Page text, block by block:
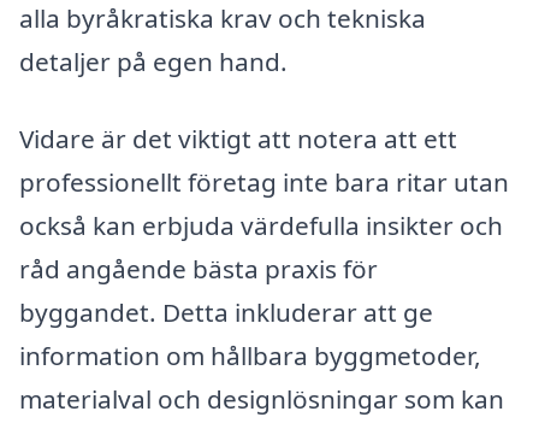
alla byråkratiska krav och tekniska
detaljer på egen hand.
Vidare är det viktigt att notera att ett
professionellt företag inte bara ritar utan
också kan erbjuda värdefulla insikter och
råd angående bästa praxis för
byggandet. Detta inkluderar att ge
information om hållbara byggmetoder,
materialval och designlösningar som kan